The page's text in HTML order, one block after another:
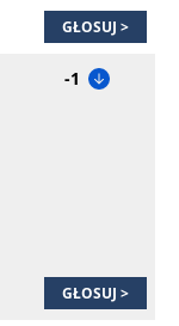
GŁOSUJ >
-1
GŁOSUJ >